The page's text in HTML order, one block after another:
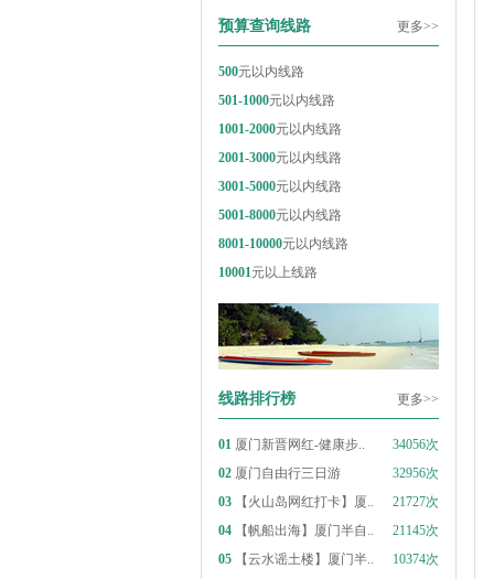
预算查询线路 更多>>
500元以内线路
501-1000元以内线路
1001-2000元以内线路
2001-3000元以内线路
3001-5000元以内线路
5001-8000元以内线路
8001-10000元以内线路
10001元以上线路
线路排行榜 更多>>
01 厦门新晋网红-健康步..
34056次
02 厦门自由行三日游
32956次
03 【火山岛网红打卡】厦..
21727次
04 【帆船出海】厦门半自..
21145次
05 【云水谣土楼】厦门半..
10374次